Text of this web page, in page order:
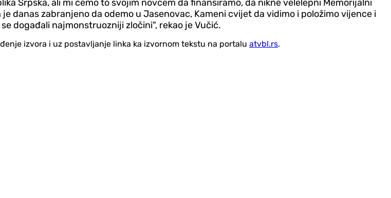
Srpska, ali mi ćemo to svojim novcem da finansiramo, da nikne velelepni Memorijalni
danas zabranjeno da odemo u Jasenovac, Kameni cvijet da vidimo i položimo vijence i
događali najmonstruozniji zločini", rekao je Vučić.
izvora i uz postavljanje linka ka izvornom tekstu na portalu atvbl.rs.